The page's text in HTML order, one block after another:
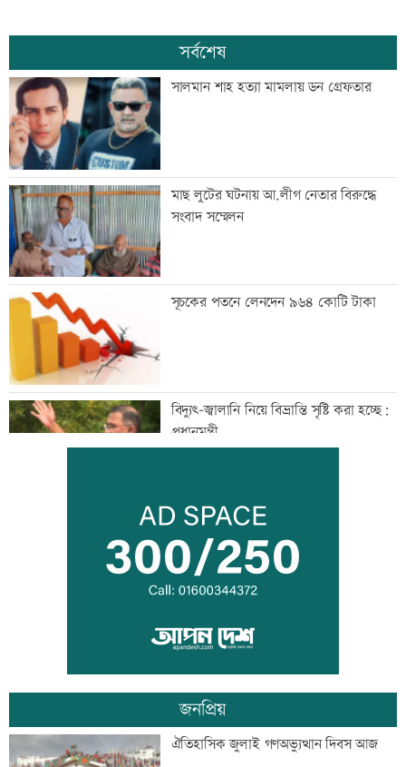
সর্বশেষ
সালমান শাহ হত্যা মামলায় ডন গ্রেফতার
মাছ লুটের ঘটনায় আ.লীগ নেতার বিরুদ্ধে
সংবাদ সম্মেলন
সূচকের পতনে লেনদেন ৯৬৪ কোটি টাকা
বিদ্যুৎ-জ্বালানি নিয়ে বিভ্রান্তি সৃষ্টি করা হচ্ছে:
প্রধানমন্ত্রী
‘রাজনীতি স্বচ্ছ হওয়া উচিত, তাহলে গণতন্ত্রের
গতি ফিরে আসবে’
সঠিক সময়ে আসেননি পরীমনি, পেছালো
শুনানি
‘দেশ পরিচালনায় সরকার ব্যর্থ হলে তখন
সমালোচনা করবেন’
জনপ্রিয়
ঐতিহাসিক জুলাই গণঅভ্যুত্থান দিবস আজ